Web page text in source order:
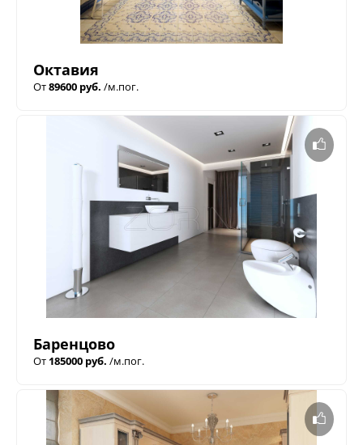
Октавия
От89600 руб. /м.пог.
Баренцово
От 185000 руб. /м.пог.